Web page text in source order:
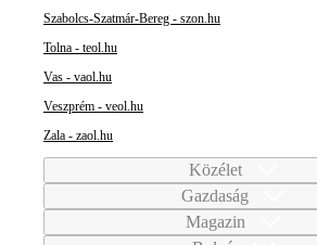
Szabolcs-Szatmár-Bereg - szon.hu
Tolna - teol.hu
Vas - vaol.hu
Veszprém - veol.hu
Zala - zaol.hu
Közélet
Gazdaság
Magazin